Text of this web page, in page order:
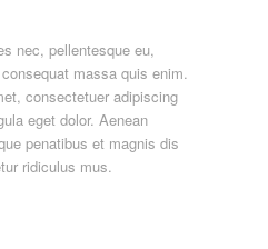
nec, pellentesque eu,
massa quis enim.
consectetuer adipiscing
eget dolor. Aenean
penatibus et magnis dis
ridiculus mus.